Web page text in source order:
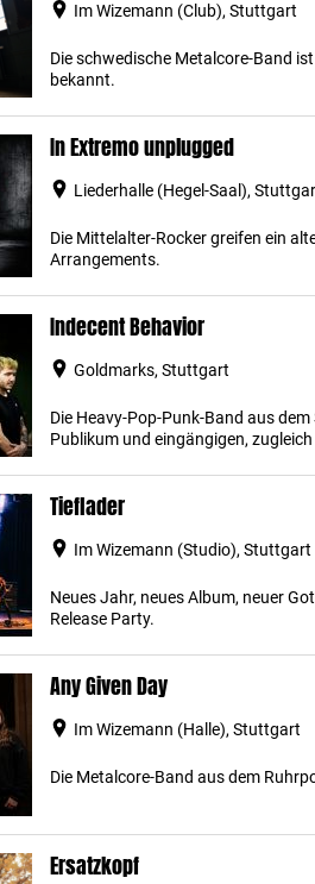
Im Wizemann (Club), Stuttgart
Die schwedische Metalcore-Band
bekannt.
In Extremo unplugged
Liederhalle (Hegel-Saal),
Die Mittelalter-Rocker greifen ein
Arrangements.
Indecent Behavior
Goldmarks, Stuttgart
Die Heavy-Pop-Punk-Band aus
Publikum und eingängigen,
Tieflader
Im Wizemann (Studio), Stuttgart
Neues Jahr, neues Album, neuer
Release Party.
Any Given Day
Im Wizemann (Halle), Stuttgart
Die Metalcore-Band aus dem
Ersatzkopf